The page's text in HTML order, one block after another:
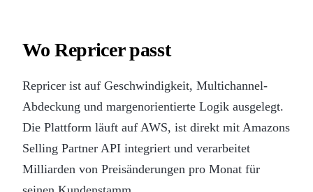
Wo Repricer passt
Repricer ist auf Geschwindigkeit, Multichannel-
Abdeckung und margenorientierte Logik ausgelegt.
Die Plattform läuft auf AWS, ist direkt mit Amazons
Selling Partner API integriert und verarbeitet
Milliarden von Preisänderungen pro Monat für